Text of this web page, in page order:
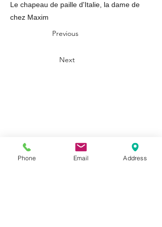
Le chapeau de paille d'Italie, la dame de
chez Maxim
Previous
Next
Prénom
Phone Email Address